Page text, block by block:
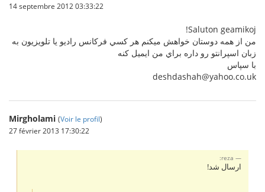
14 septembre 2012 03:33:22
Saluton geamikoj!
من از همه دوستان خواهش ميكنم هر كسي فركانس راديو يا تلويزيون به
زبان اسپرانتو رو داره براي من ايميل كنه
با سپاس
deshdashah@yahoo.co.uk
Mirgholami (Voir le profil)
27 février 2013 17:30:22
reza:
ارسال شد!